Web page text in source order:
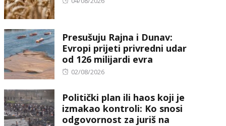
Presušuju Rajna i Dunav:
Evropi prijeti privredni udar
od 126 milijardi evra
Posted
02/08/2026
Politički plan ili haos koji je
izmakao kontroli: Ko snosi
odgovornost za juriš na